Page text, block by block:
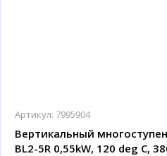
Артикул: 7995904
Вертикальный
BL2-5R 0,55kW, 120 deg C,